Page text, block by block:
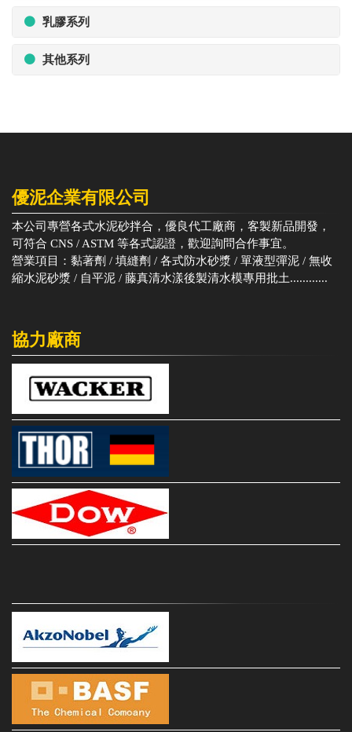
乳膠系列
其他系列
優泥企業有限公司
本公司專營各式水泥砂拌合，優良代工廠商，客製新品開發，
可符合 CNS / ASTM 等各式認證，歡迎詢問合作事宜。
營業項目：黏著劑 / 填縫劑 / 各式防水砂漿 / 單液型彈泥 / 無收
縮水泥砂漿 / 自平泥 / 藤真清水漾後製清水模專用批土............
協力廠商